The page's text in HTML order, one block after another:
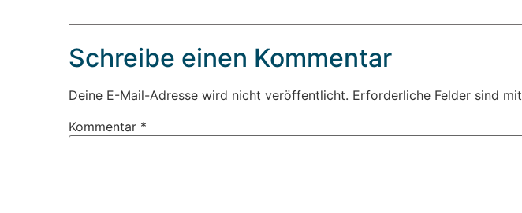
Schreibe einen Kommentar
Deine E-Mail-Adresse wird nicht veröffentlicht. Erforderliche Felder sind mit
Kommentar *